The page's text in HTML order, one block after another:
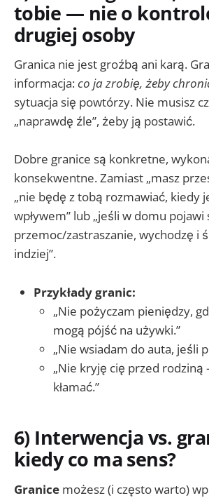
tobie — nie o
drugiej osoby
Granica nie jest groźbą ani karą.
informacja:co ja zrobię, żeby
sytuacja się powtórzy. Nie musisz
„naprawdę źle”, żeby ją postawić.
Dobre granice są konkretne,
konsekwentne. Zamiast „masz
„nie będę z tobą rozmawiać, kiedy
wpływem” lub „jeśli w domu pojawi
przemoc/zastraszanie, wychodzę i
indziej”.
Przykłady granic:
„Nie pożyczam pieniędzy,
mogą pójść na używki.”
„Nie wsiadam do auta, jeśli
„Nie kryję cię przed
kłamać.”
6) Interwencja vs.
kiedy co ma sens?
Granice możesz (i często warto)